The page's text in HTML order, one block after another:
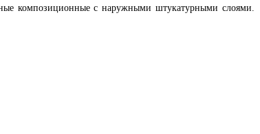
композиционные с наружными штукатурными слоями.